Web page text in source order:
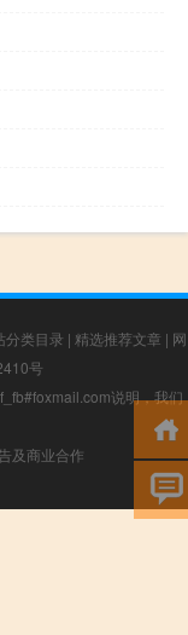
分类目录 | 精选推荐文章 | 网
号
说明，我们
及商业合作